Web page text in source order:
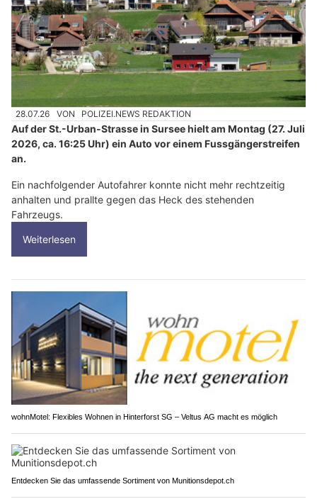
28.07.26 VON POLIZEI.NEWS REDAKTION
Auf der St.-Urban-Strasse in Sursee hielt am Montag (27. Juli
2026, ca. 16:25 Uhr) ein Auto vor einem Fussgängerstreifen
an.
Ein nachfolgender Autofahrer konnte nicht mehr rechtzeitig
anhalten und prallte gegen das Heck des stehenden
Fahrzeugs.
Weiterlesen
wohnMotel: Flexibles Wohnen in Hinterforst SG – Veltus AG macht es möglich
Entdecken Sie das umfassende Sortiment von Munitionsdepot.ch